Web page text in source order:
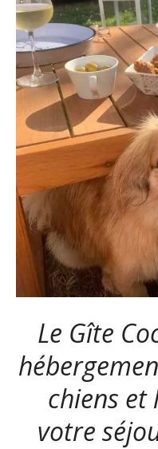
Le Gîte
chiens et
votre